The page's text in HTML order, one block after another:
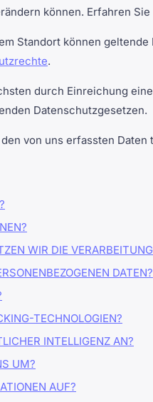
können. Erfahren Sie
Standort können
.
durch Einreichung
Datenschutzgesetzen.
von uns erfassten Daten
WIR DIE
DATEN?
TECHNOLOGIEN?
INTELLIGENZ AN?
UM?
AUF?